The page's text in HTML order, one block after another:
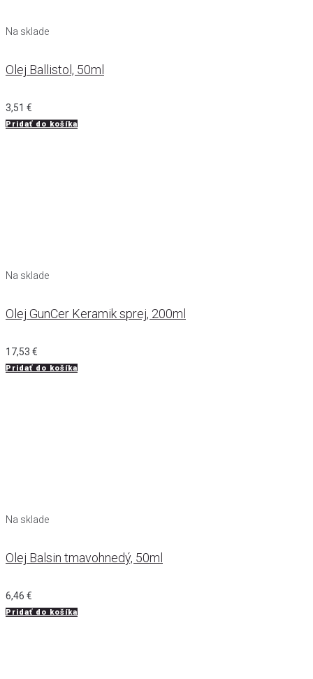
Na sklade
Olej Ballistol, 50ml
3,51 €
Pridať do košíka
Na sklade
Olej GunCer Keramik sprej, 200ml
17,53 €
Pridať do košíka
Na sklade
Olej Balsin tmavohnedý, 50ml
6,46 €
Pridať do košíka